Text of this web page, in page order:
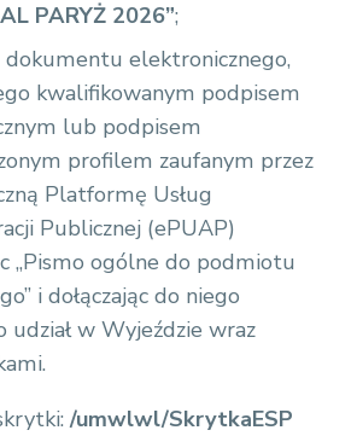
PARYŻ 2026”;
elektronicznego,
kwalifikowanym podpisem
lub podpisem
profilem zaufanym przez
Platformę Usług
Publicznej (ePUAP)
„Pismo ogólne do podmiotu
i dołączając do niego
udział w Wyjeździe wraz
/umwlwl/SkrytkaESP